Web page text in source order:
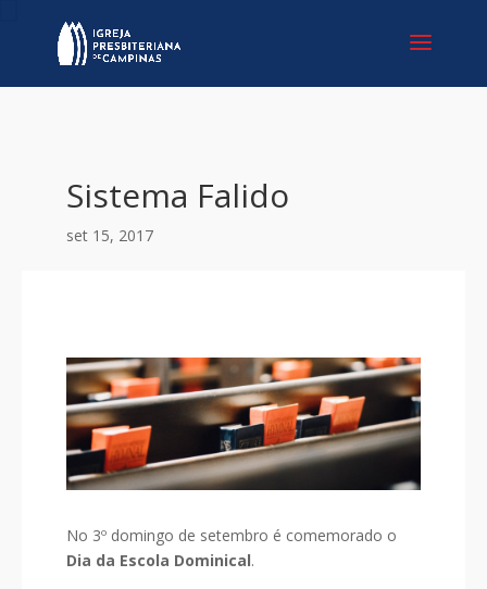
Sistema Falido
set 15, 2017
No 3º domingo de setembro é comemorado o
Dia da Escola Dominical.